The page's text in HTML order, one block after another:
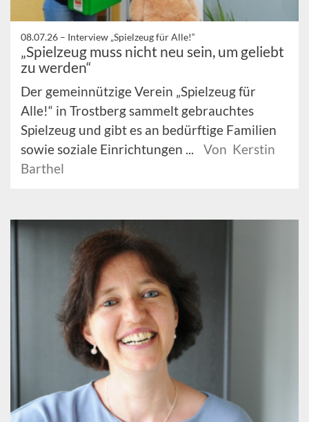
08.07.26 – Interview „Spielzeug für Alle!“
„Spielzeug muss nicht neu sein, um geliebt
zu werden“
Der gemeinnützige Verein „Spielzeug für
Alle!“ in Trostberg sammelt gebrauchtes
Spielzeug und gibt es an bedürftige Familien
sowie soziale Einrichtungen ...
Von Kerstin
Barthel